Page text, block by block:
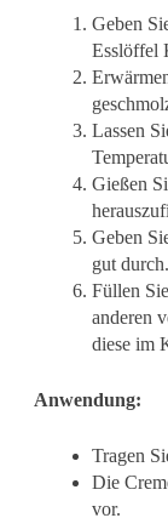
Geben
Esslöffel
Lassen
Gießen
Geben
gut durch.
Füllen
anderen
diese im
Anwendung:
Tragen
Die
vor.